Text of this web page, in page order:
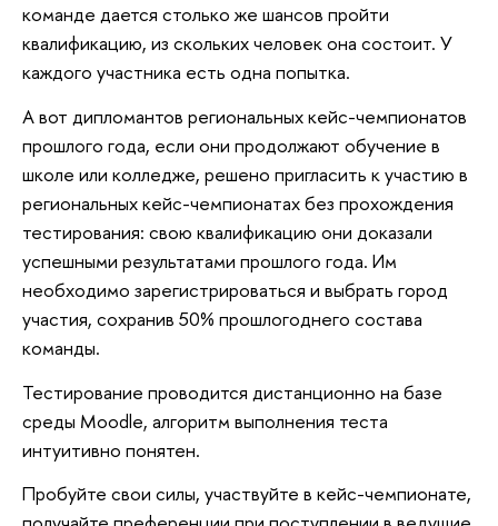
команде дается столько же шансов пройти
квалификацию, из скольких человек она состоит. У
каждого участника есть одна попытка.
А вот дипломантов региональных кейс-чемпионатов
прошлого года, если они продолжают обучение в
школе или колледже, решено пригласить к участию в
региональных кейс-чемпионатах без прохождения
тестирования: свою квалификацию они доказали
успешными результатами прошлого года. Им
необходимо зарегистрироваться и выбрать город
участия, сохранив 50% прошлогоднего состава
команды.
Тестирование проводится дистанционно на базе
среды Moodle, алгоритм выполнения теста
интуитивно понятен.
Пробуйте свои силы, участвуйте в кейс-чемпионате,